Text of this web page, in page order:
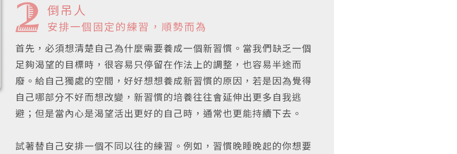
倒吊人
安排一個固定的練習，順勢而為
首先，必須想清楚自己為什麼需要養成一個新習慣。當我們缺乏一個
足夠渴望的目標時，很容易只停留在作法上的調整，也容易半途而
廢。給自己獨處的空間，好好想想養成新習慣的原因，若是因為覺得
自己哪部分不好而想改變，新習慣的培養往往會延伸出更多自我逃
避；但是當內心是渴望活出更好的自己時，通常也更能持續下去。
試著替自己安排一個不同以往的練習。例如，習慣晚睡晚起的你想要